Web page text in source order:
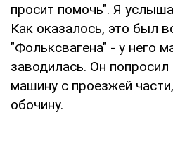
просит помочь". Я
Как оказалось, это был
"Фольксвагена" - у него
заводилась. Он
машину с проезжей
обочину.